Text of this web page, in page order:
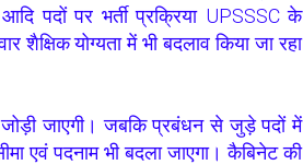
पदों पर भर्ती प्रक्रिया UPSSSC के
शैक्षिक योग्यता में भी बदलाव किया जा रहा
जाएगी। जबकि प्रबंधन से जुड़े पदों में
एवं पदनाम भी बदला जाएगा। कैबिनेट की